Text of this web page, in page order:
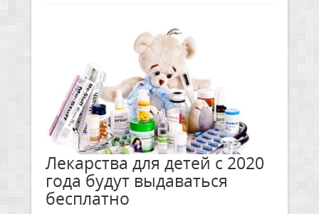
Лекарства для детей с 2020
года будут выдаваться
бесплатно